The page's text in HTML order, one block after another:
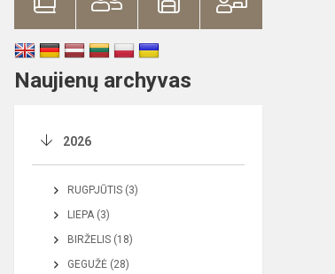
Naujienų archyvas
2026
RUGPJŪTIS (3)
LIEPA (3)
BIRŽELIS (18)
GEGUŽĖ (28)